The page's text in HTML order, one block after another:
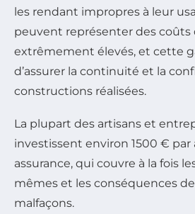
les rendant impropres à leur
peuvent représenter des coûts
extrêmement élevés, et cette
d’assurer la continuité et la
constructions réalisées.
La plupart des artisans et
investissent environ 1500 € par
assurance, qui couvre à la fois
mêmes et les conséquences
malfaçons.